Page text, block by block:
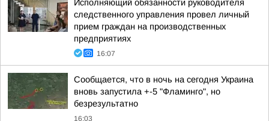
Исполняющий обязанности руководителя
следственного управления провел личный
прием граждан на производственных
предприятиях
16:07
Сообщается, что в ночь на сегодня Украина
вновь запустила +-5 "Фламинго", но
безрезультатно
16:03